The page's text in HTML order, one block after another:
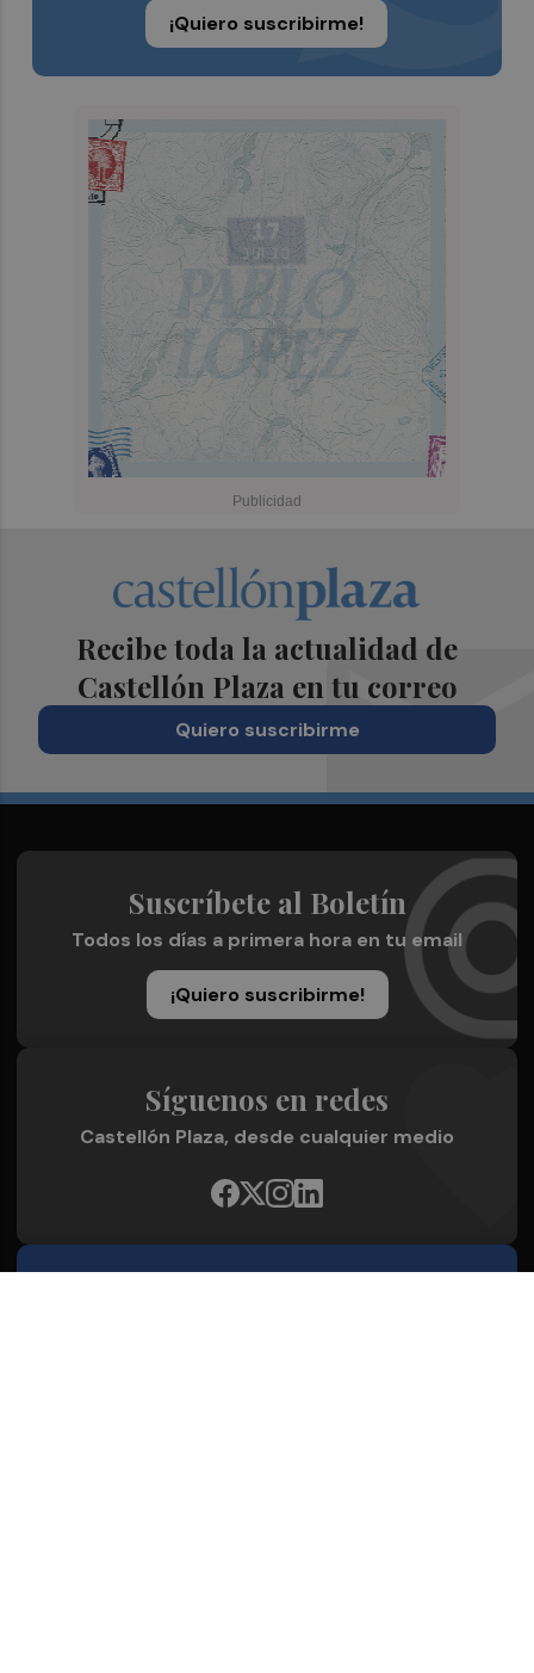
¡Quiero suscribirme!
Recibe toda la actualidad de
Castellón Plaza en tu correo
Quiero suscribirme
Suscríbete al Boletín
Todos los días a primera hora en tu email
¡Quiero suscribirme!
Síguenos en redes
Castellón Plaza, desde cualquier medio